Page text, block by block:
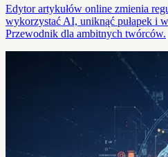
Edytor artykułów online zmienia
wykorzystać AI, uniknąć pułapek i
Przewodnik dla ambitnych twórców.